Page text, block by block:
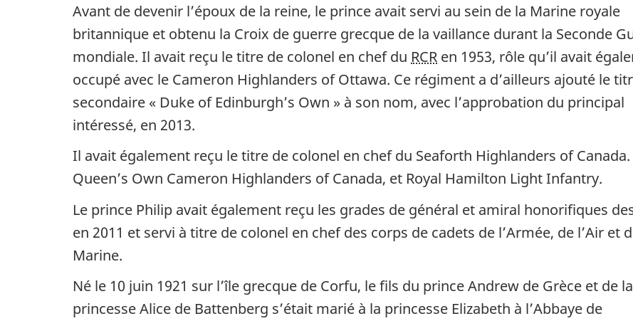
Avant de devenir l’époux de la reine, le prince avait servi au sein de la Marine royale
britannique et obtenu la Croix de guerre grecque de la vaillance durant la Seconde
mondiale. Il avait reçu le titre de colonel en chef du RCR en 1953, rôle qu’il avait
occupé avec le Cameron Highlanders of Ottawa. Ce régiment a d’ailleurs ajouté le
secondaire « Duke of Edinburgh’s Own » à son nom, avec l’approbation du principal
intéressé, en 2013.
Il avait également reçu le titre de colonel en chef du Seaforth Highlanders of Canada.
Queen’s Own Cameron Highlanders of Canada, et Royal Hamilton Light Infantry.
Le prince Philip avait également reçu les grades de général et amiral honorifiques
en 2011 et servi à titre de colonel en chef des corps de cadets de l’Armée, de l’Air et
Marine.
Né le 10 juin 1921 sur l’île grecque de Corfu, le fils du prince Andrew de Grèce et de la
princesse Alice de Battenberg s’était marié à la princesse Elizabeth à l’Abbaye de